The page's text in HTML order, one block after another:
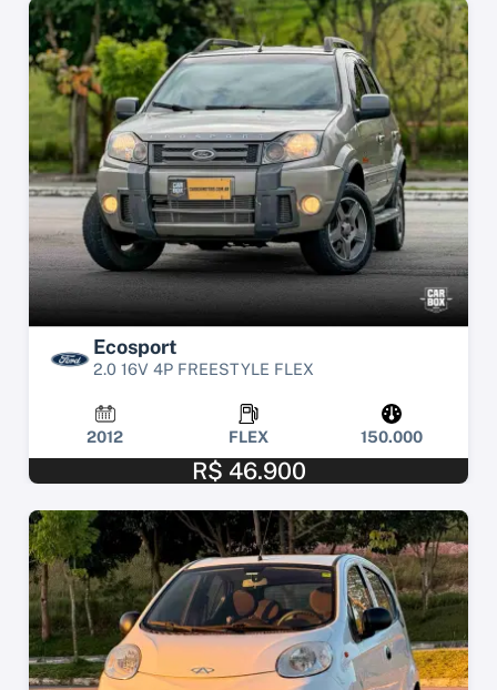
Ecosport
2.0 16V 4P FREESTYLE FLEX
2012 FLEX 150.000
R$ 46.900